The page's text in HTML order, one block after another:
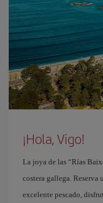
¡Hola, Vigo!
La joya de las “Rías
costera gallega. Reserva
excelente pescado,